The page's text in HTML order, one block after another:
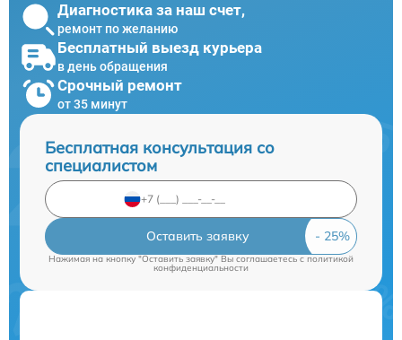
Диагностика за наш счет,
ремонт по желанию
Бесплатный выезд курьера
в день обращения
Срочный ремонт
от 35 минут
Бесплатная консультация со
специалистом
Оставить заявку
Нажимая на кнопку "Оставить заявку" Вы соглашаетесь cполитикой
конфиденциальности